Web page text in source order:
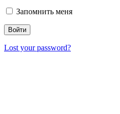
Запомнить меня
Lost your password?